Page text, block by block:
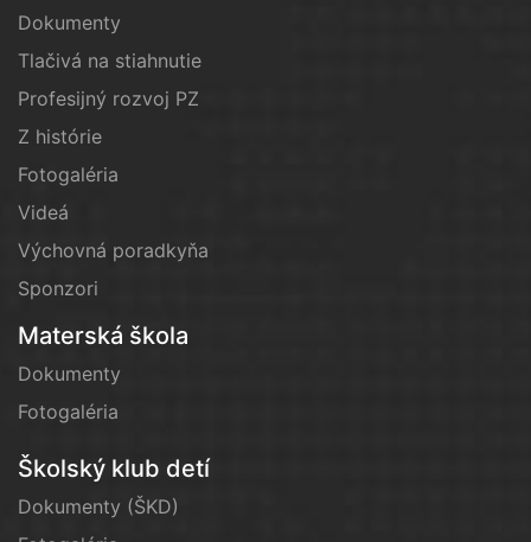
Dokumenty
Tlačivá na stiahnutie
Profesijný rozvoj PZ
Z histórie
Fotogaléria
Videá
Výchovná poradkyňa
Sponzori
Materská škola
Dokumenty
Fotogaléria
Školský klub detí
Dokumenty (ŠKD)